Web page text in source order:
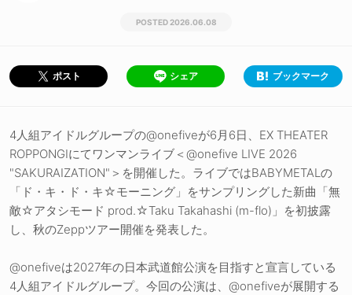
2026.06.08
ポスト シェア ブックマーク
4人組アイドルグループの@onefiveが6月6日、EX THEATER
ROPPONGIにてワンマンライブ＜@onefive LIVE 2026
"SAKURAIZATION"＞を開催した。ライブではBABYMETALの
「ド・キ・ド・キ☆モーニング」をサンプリングした新曲「無
敵☆アタシモード prod.☆Taku Takahashi (m-flo)」を初披露
し、秋のZeppツアー開催を発表した。
@onefiveは2027年の日本武道館公演を目指すと宣言している
4人組アイドルグループ。今回の公演は、@onefiveが展開する